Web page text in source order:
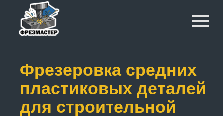
Фрезеровка средних
пластиковых деталей
для строительной